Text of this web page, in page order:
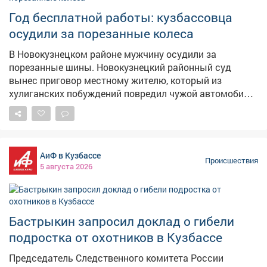
здоровью подростков ничего не угрожает, их передали
сотрудникам полиции для проведения проверки и
выяснения всех обстоятельств происшествия. Фото:
freepik.com
Год бесплатной работы: кузбассовца
осудили за порезанные колеса
В Новокузнецком районе мужчину осудили за
порезанные шины. Новокузнецкий районный суд
вынес приговор местному жителю, который из
хулиганских побуждений повредил чужой автомобиль.
Как сообщает суд, инцидент произошёл в июле 2024
года на берегу реки. Между подсудимым и
которого мужчина подошёл к машине оппонента и
ножом повредил все четыре колеса. – Стоимость
причинённого ущерба превысила 100 тысяч рублей, –
отметили в Новокузнецком суде. В судебном
заседании обвиняемый свою вину не признал. Однако
счёл их достаточными для вынесения
обвинительного приговора. Мужчину приговорили к
вступило в законную силу и может быть обжаловано.
АиФ в Кузбассе
5 августа 2026
Происшествия
Бастрыкин запросил доклад о гибели
подростка от охотников в Кузбассе
Председатель Следственного комитета России